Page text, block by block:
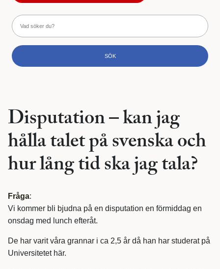
Disputation – kan jag
hålla talet på svenska och
hur lång tid ska jag tala?
Fråga:
Vi kommer bli bjudna på en disputation en förmiddag en
onsdag med lunch efteråt.
De har varit våra grannar i ca 2,5 år då han har studerat på
Universitetet här.